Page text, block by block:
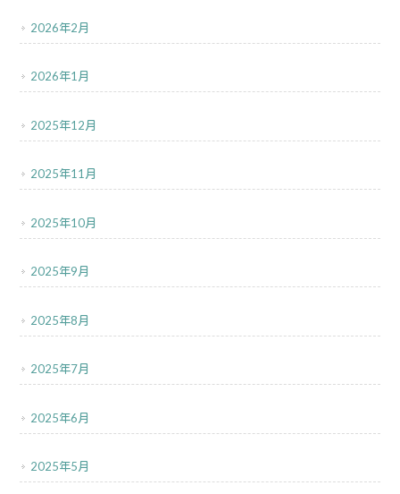
2026年2月
2026年1月
2025年12月
2025年11月
2025年10月
2025年9月
2025年8月
2025年7月
2025年6月
2025年5月